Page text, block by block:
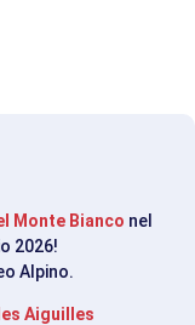
Monte Bianco nel
2026!
Alpino.
Aiguilles